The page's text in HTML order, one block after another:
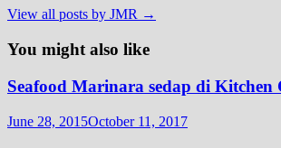
View all posts by JMR →
You might also like
Seafood Marinara sedap di
June 28, 2015October 11, 2017